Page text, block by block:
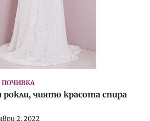
ПОЧИВКА
чиято красота спира
2, 2022